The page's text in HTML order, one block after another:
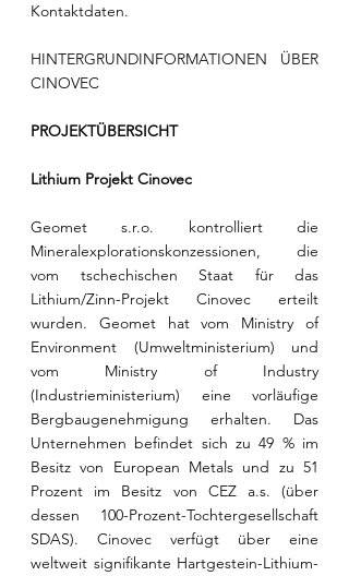
Kontaktdaten.
HINTERGRUNDINFORMATIONEN ÜBER
CINOVEC
PROJEKTÜBERSICHT
Lithium Projekt Cinovec
Geomet s.r.o. kontrolliert die
Mineralexplorationskonzessionen, die
vom tschechischen Staat für das
Lithium/Zinn-Projekt Cinovec erteilt
wurden. Geomet hat vom Ministry of
Environment (Umweltministerium) und
vom Ministry of Industry
(Industrieministerium) eine vorläufige
Bergbaugenehmigung erhalten. Das
Unternehmen befindet sich zu 49 % im
Besitz von European Metals und zu 51
Prozent im Besitz von CEZ a.s. (über
dessen 100-Prozent-Tochtergesellschaft
SDAS). Cinovec verfügt über eine
weltweit signifikante Hartgestein-Lithium-